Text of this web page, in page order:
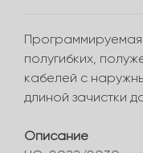
Программируемая
полугибких,
кабелей с
длиной зачистки
Описание